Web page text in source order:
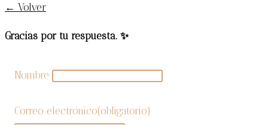
← Volver
Gracias por tu respuesta. ✨
Nombre
Correo electrónico(obligatorio)